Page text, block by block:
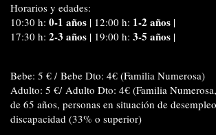
Horarios y edades:
10:30 h: 0-1 años | 12:00 h: 1-2 años |
17:30 h: 2-3 años | 19:00 h: 3-5 años |
Bebe: 5 € / Bebe Dto: 4€ (Familia Numerosa)
Adulto: 5 €/ Adulto Dto: 4€ (Familia
de 65 años, personas en situación de
discapacidad (33% o superior)